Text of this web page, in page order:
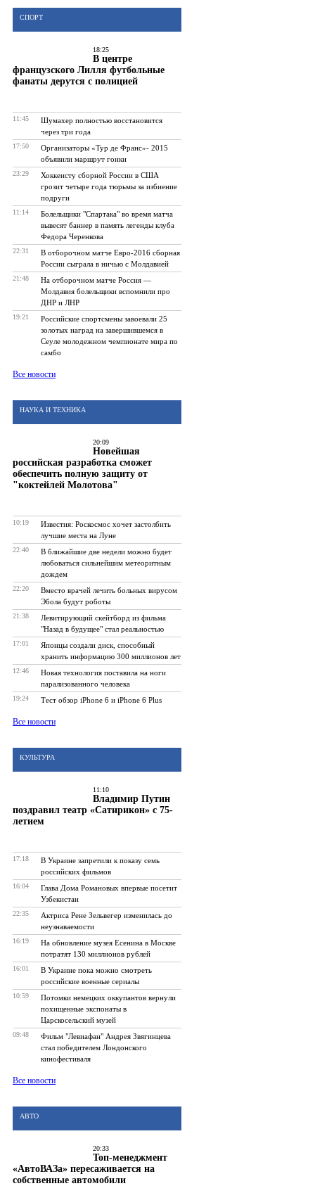
СПОРТ
18:25
В центре
французского Лилля футбольные
фанаты дерутся с полицией
11:45
Шумахер полностью восстановится
через три года
17:50
Организаторы «Тур де Франс»- 2015
объявили маршрут гонки
23:29
Хоккеисту сборной России в США
грозит четыре года тюрьмы за избиение
подруги
11:14
Болельщики "Спартака" во время матча
вывесят баннер в память легенды клуба
Федора Черенкова
22:31
В отборочном матче Евро-2016 сборная
России сыграла в ничью с Молдавией
21:48
На отборочном матче Россия —
Молдавия болельщики вспомнили про
ДНР и ЛНР
19:21
Российские спортсмены завоевали 25
золотых наград на завершившемся в
Сеуле молодежном чемпионате мира по
самбо
Все новости
НАУКА И ТЕХНИКА
20:09
Новейшая
российская разработка сможет
обеспечить полную защиту от
"коктейлей Молотова"
10:19
Известия: Роскосмос хочет застолбить
лучшие места на Луне
22:40
В ближайшие две недели можно будет
любоваться сильнейшим метеоритным
дождем
22:20
Вместо врачей лечить больных вирусом
Эбола будут роботы
21:38
Левитирующий скейтборд из фильма
"Назад в будущее" стал реальностью
17:01
Японцы создали диск, способный
хранить информацию 300 миллионов лет
12:46
Новая технология поставила на ноги
парализованного человека
19:24 Тест обзор iPhone 6 и iPhone 6 Plus
Все новости
КУЛЬТУРА
11:10
Владимир Путин
поздравил театр «Сатирикон» с 75-
летием
17:18
В Украине запретили к показу семь
российских фильмов
16:04
Глава Дома Романовых впервые посетит
Узбекистан
22:35
Актриса Рене Зельвегер изменилась до
неузнаваемости
16:19
На обновление музея Есенина в Москве
потратят 130 миллионов рублей
16:01
В Украине пока можно смотреть
российские военные сериалы
10:59
Потомки немецких оккупантов вернули
похищенные экспонаты в
Царскосельский музей
09:48
Фильм "Левиафан" Андрея Звягинцева
стал победителем Лондонского
кинофестиваля
Все новости
АВТО
20:33
Топ-менеджмент
«АвтоВАЗа» пересаживается на
собственные автомобили